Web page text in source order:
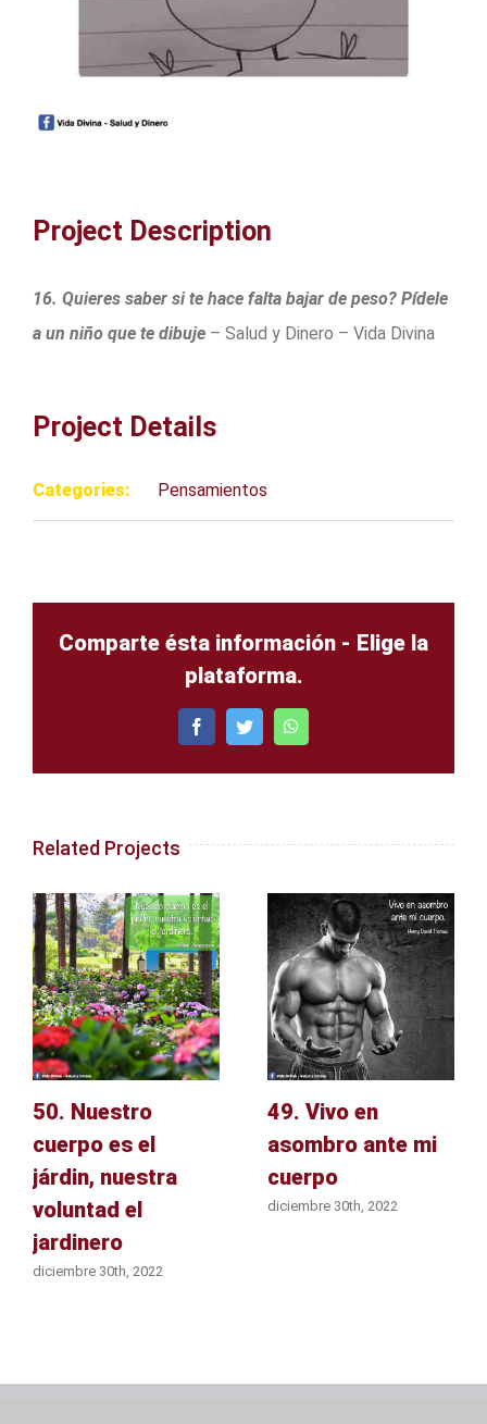
Project Description
16. Quieres saber si te hace falta bajar de peso? Pídele
a un niño que te dibuje – Salud y Dinero – Vida Divina
Project Details
Categories: Pensamientos
Comparte ésta información - Elige la
plataforma.
FacebookTwitterWhatsApp
Related Projects
50. Nuestro
cuerpo es el
járdin, nuestra
voluntad el
jardinero
diciembre 30th, 2022
49. Vivo en
asombro ante mi
cuerpo
diciembre 30th, 2022